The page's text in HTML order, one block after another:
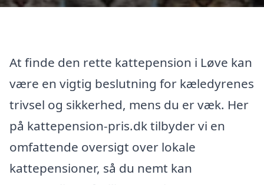
At finde den rette kattepension i Løve kan
være en vigtig beslutning for kæledyrenes
trivsel og sikkerhed, mens du er væk. Her
på kattepension-pris.dk tilbyder vi en
omfattende oversigt over lokale
kattepensioner, så du nemt kan